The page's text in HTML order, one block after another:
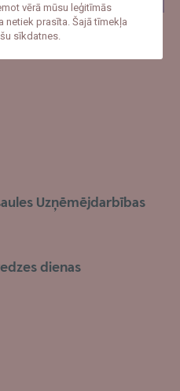
pieteikties Pasaules
2026
Uzņēmējdarbības
dienas
vērā mūsu leģitīmās
netiek prasīta. Šajā tīmekļa
sīkdatnes.